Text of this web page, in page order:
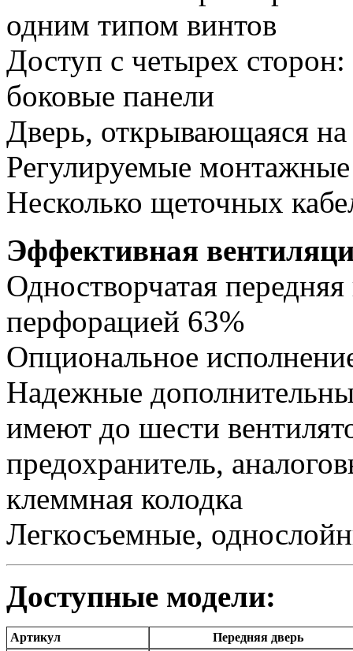
одним типом винтов
Доступ с четырех
боковые панели
Дверь, открывающаяся на
Регулируемые
Несколько щеточных
Эффективная
Одностворчатая
перфорацией 63%
Опциональное
Надежные
имеют до шести
предохранитель,
клеммная колодка
Легкосъемные,
Доступные модели:
Артикул
Передняя дверь